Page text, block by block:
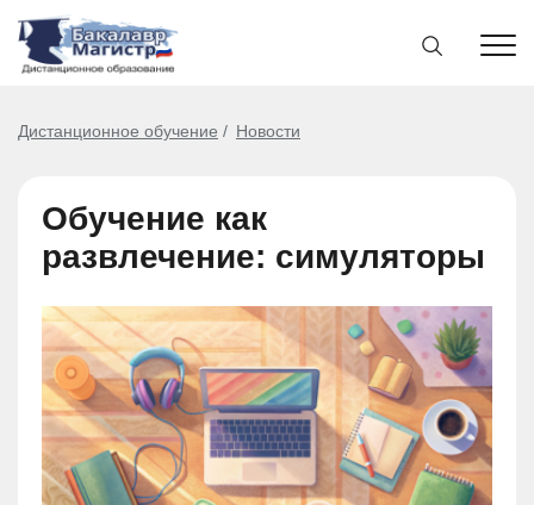
Дистанционное обучение Новости
Обучение как
развлечение: симуляторы